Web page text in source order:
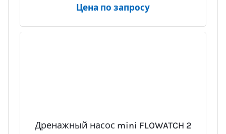
Цена по запросу
Дренажный насос mini FLOWATCH 2